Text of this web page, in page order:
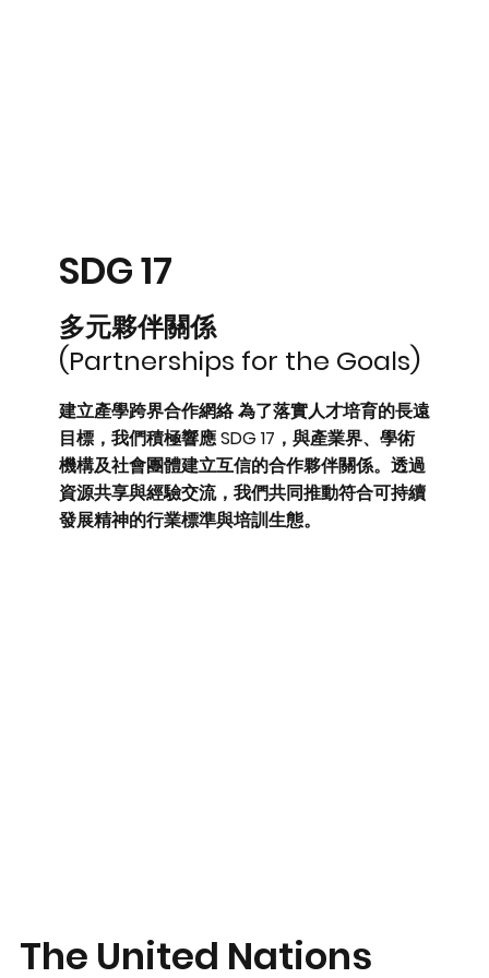
SDG 17
多元夥伴關係
(Partnerships for the Goals)
建立產學跨界合作網絡 為了落實人才培育的長遠
目標，我們積極響應 SDG 17，與產業界、學術
機構及社會團體建立互信的合作夥伴關係。透過
資源共享與經驗交流，我們共同推動符合可持續
發展精神的行業標準與培訓生態。
The United Nations